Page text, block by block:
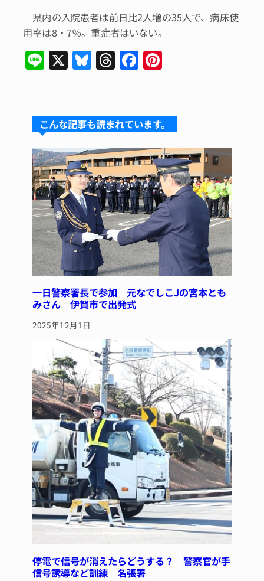
県内の入院患者は前日比2人増の35人で、病床使
用率は8・7％。重症者はいない。
Li
n
X Bl
u
s
k
y
T
hr
a
d
s
F
a
e
b
o
o
k
re
st
こんな記事も読まれています。
一日警察署長で参加 元なでしこJの宮本とも
みさん 伊賀市で出発式
2025年12月1日
停電で信号が消えたらどうする？ 警察官が手
信号誘導など訓練 名張署